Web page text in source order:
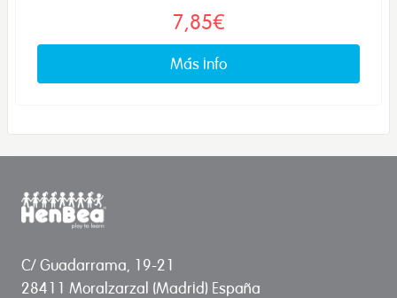
7,85€
Más info
C/ Guadarrama, 19-21
28411 Moralzarzal (Madrid) España